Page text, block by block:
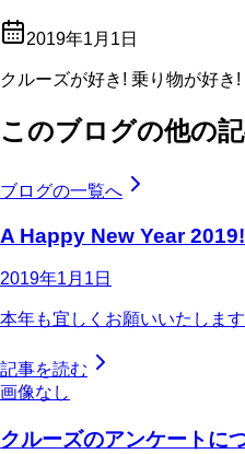
2019年1月1日
クルーズが好き! 乗り物が好き
このブログの他の
ブログの一覧へ
A Happy New Year
2019年1月1日
本年も宜しくお願いいたしま
記事を読む
画像なし
クルーズのアンケートに